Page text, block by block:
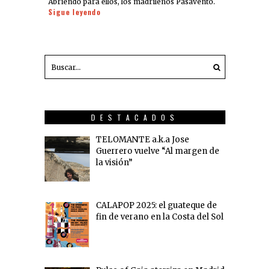
Sigue leyendo
DESTACADOS
TELOMANTE a.k.a Jose
Guerrero vuelve “Al margen de
la visión”
CALAPOP 2025: el guateque de
fin de verano en la Costa del Sol